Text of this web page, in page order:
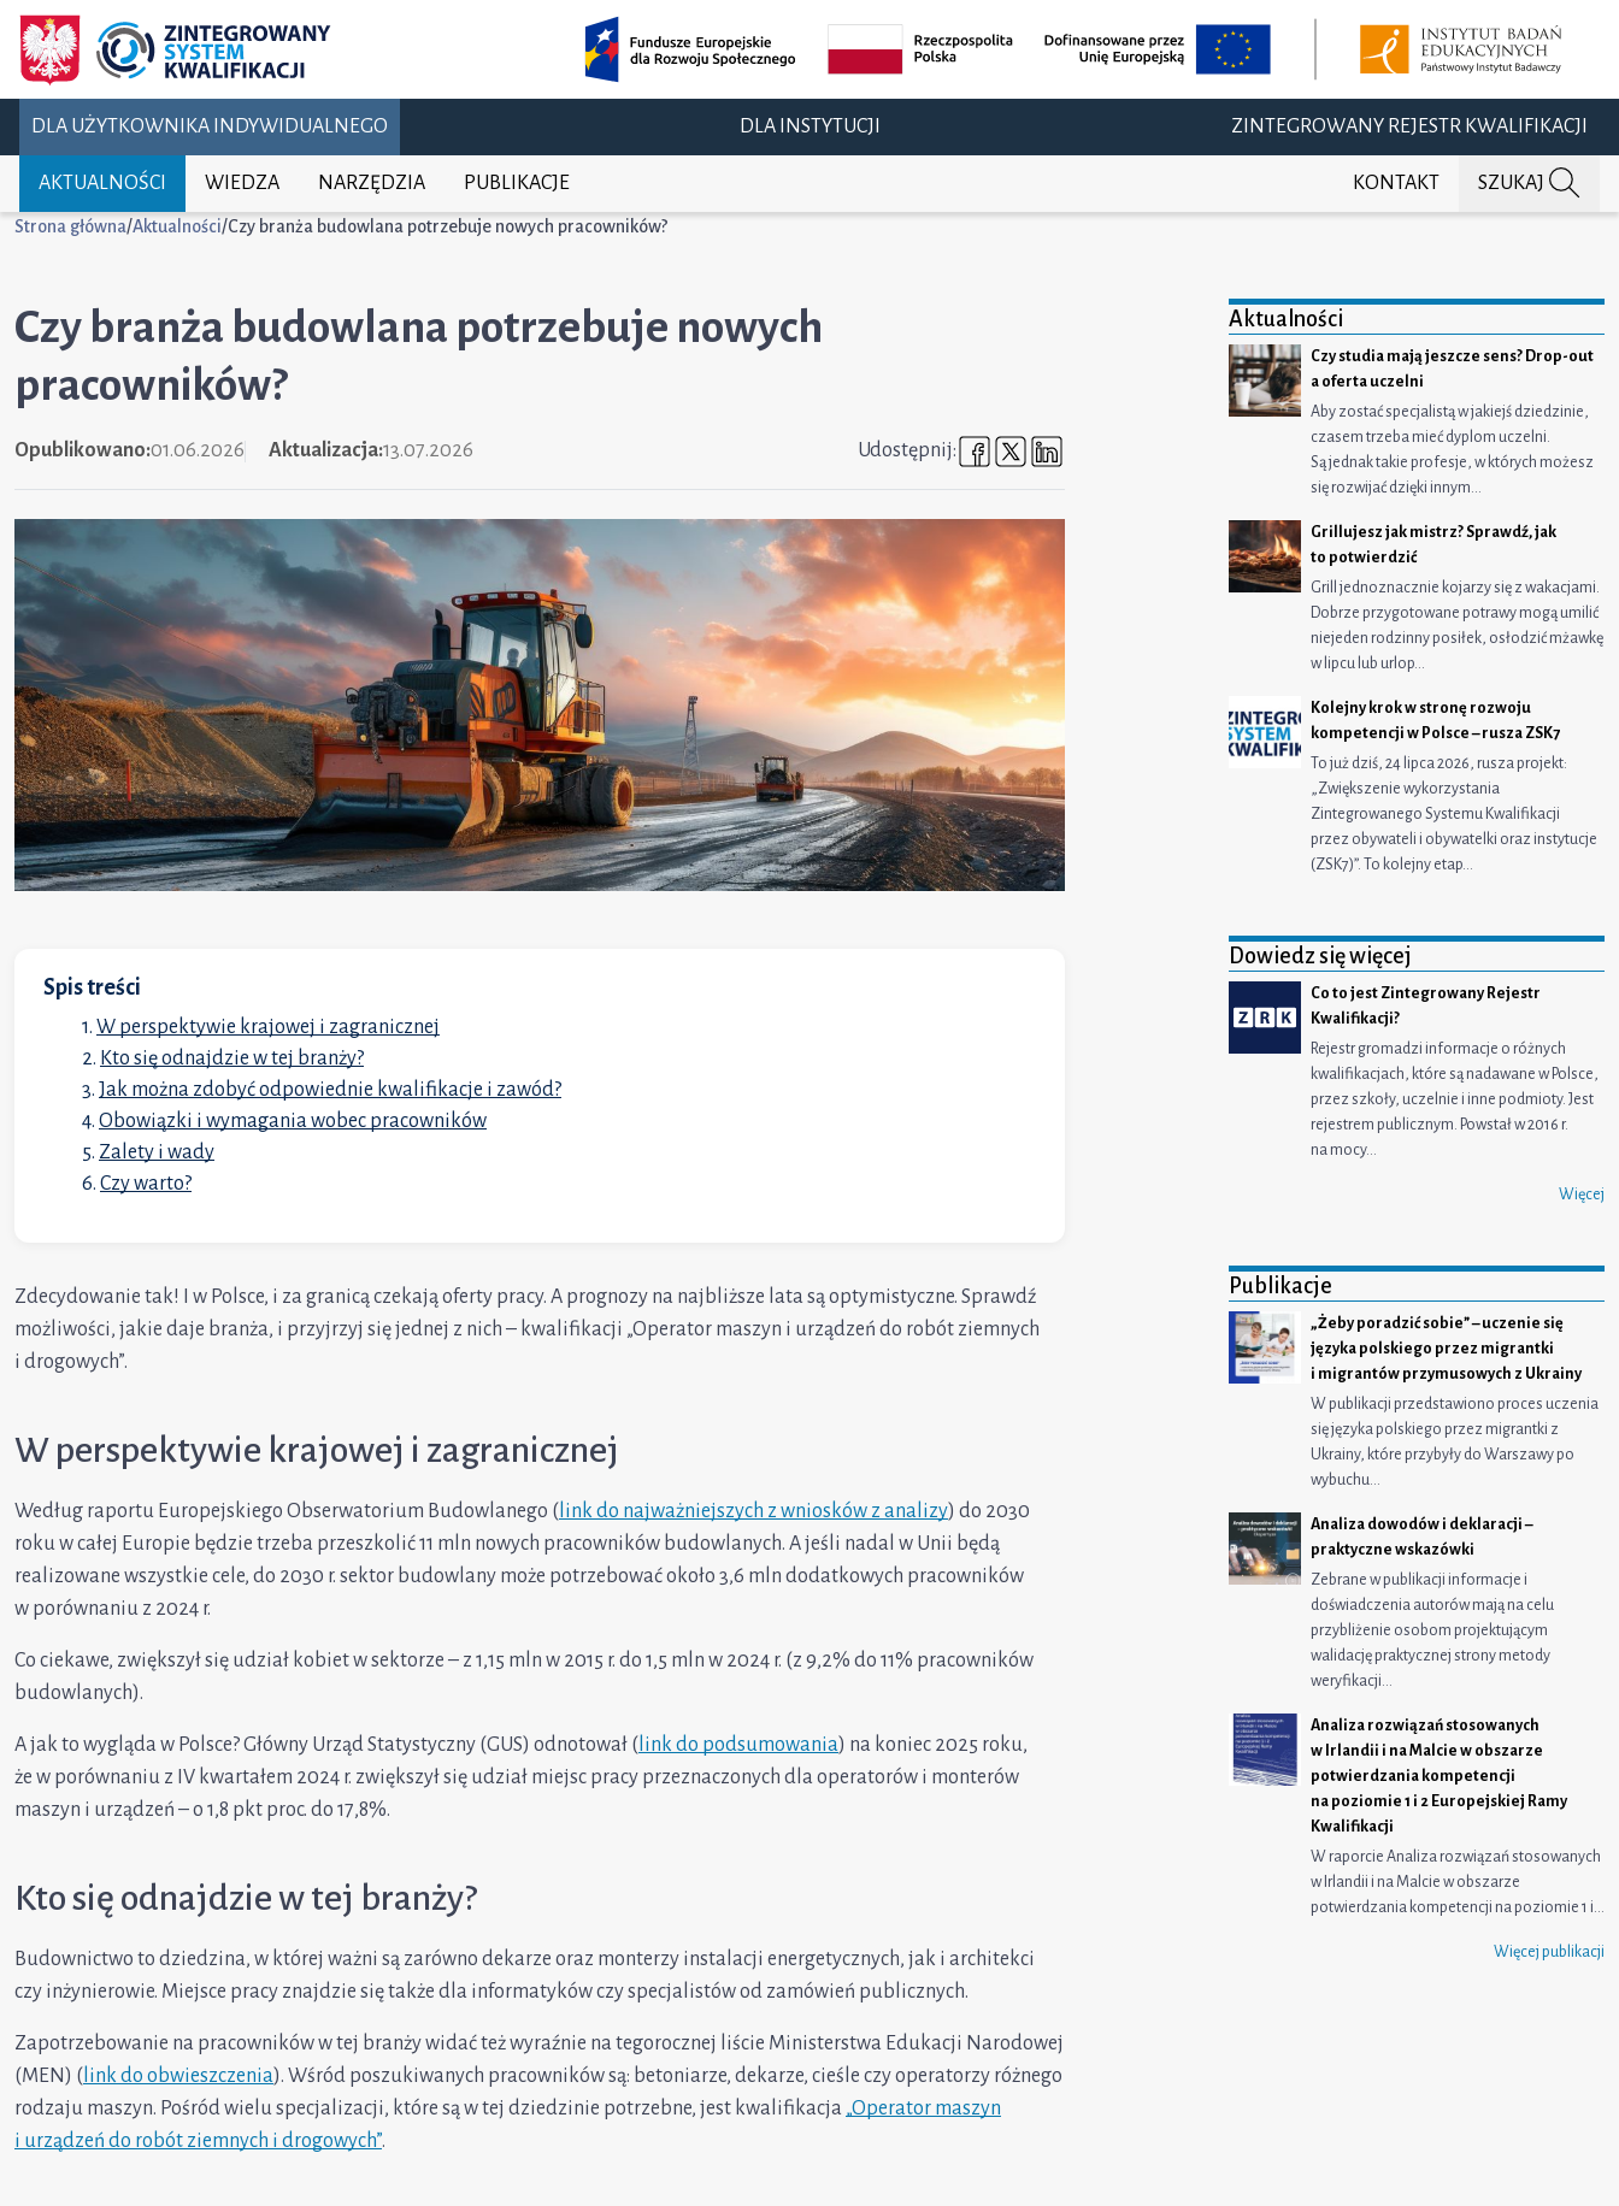
DLA UŻYTKOWNIKA INDYWIDUALNEGO DLA INSTYTUCJI ZINTEGROWANY REJESTR KWALIFIKACJI
AKTUALNOŚCI WIEDZA NARZĘDZIA PUBLIKACJE KONTAKT SZUKAJ
Strona główna/Aktualności/Czy branża budowlana potrzebuje nowych pracowników?
Czy branża budowlana potrzebuje nowych
pracowników?
Opublikowano:01.06.2026 Aktualizacja:13.07.2026 Udostępnij: Udostępnij na Facebooku
Udostępnij na Twitterze
Spis treści
W perspektywie krajowej i zagranicznej
Kto się odnajdzie w tej branży?
Jak można zdobyć odpowiednie kwalifikacje i zawód?
Obowiązki i wymagania wobec pracowników
Zalety i wady
Czy warto?
Zdecydowanie tak! I w Polsce, i za granicą czekają oferty pracy. A prognozy na najbliższe lata są optymistyczne. Sprawdź
możliwości, jakie daje branża, i przyjrzyj się jednej z nich – kwalifikacji „Operator maszyn i urządzeń do robót ziemnych
i drogowych”.
W perspektywie krajowej i zagranicznej
Według raportu Europejskiego Obserwatorium Budowlanego ( link do najważniejszych z wniosków z analizy) do 2030
roku w całej Europie będzie trzeba przeszkolić 11 mln nowych pracowników budowlanych. A jeśli nadal w Unii będą
realizowane wszystkie cele, do 2030 r. sektor budowlany może potrzebować około 3,6 mln dodatkowych pracowników
w porównaniu z 2024 r.
Co ciekawe, zwiększył się udział kobiet w sektorze – z 1,15 mln w 2015 r. do 1,5 mln w 2024 r. (z 9,2% do 11% pracowników
budowlanych).
A jak to wygląda w Polsce? Główny Urząd Statystyczny (GUS) odnotował ( link do podsumowania) na koniec 2025 roku,
że w porównaniu z IV kwartałem 2024 r. zwiększył się udział miejsc pracy przeznaczonych dla operatorów i monterów
maszyn i urządzeń – o 1,8 pkt proc. do 17,8%.
Kto się odnajdzie w tej branży?
Budownictwo to dziedzina, w której ważni są zarówno dekarze oraz monterzy instalacji energetycznych, jak i architekci
czy inżynierowie. Miejsce pracy znajdzie się także dla informatyków czy specjalistów od zamówień publicznych.
Zapotrzebowanie na pracowników w tej branży widać też wyraźnie na tegorocznej liście Ministerstwa Edukacji Narodowej
(MEN) ( link do obwieszczenia). Wśród poszukiwanych pracowników są: betoniarze, dekarze, cieśle czy operatorzy różnego
rodzaju maszyn. Pośród wielu specjalizacji, które są w tej dziedzinie potrzebne, jest kwalifikacja „Operator maszyn
i urządzeń do robót ziemnych i drogowych”.
Aktualności
Czy studia mają jeszcze sens? Drop-out
a oferta uczelni
Aby zostać specjalistą w jakiejś dziedzinie,
czasem trzeba mieć dyplom uczelni.
Są jednak takie profesje, w których możesz
się rozwijać dzięki innym…
Grillujesz jak mistrz? Sprawdź, jak
to potwierdzić
Grill jednoznacznie kojarzy się z wakacjami.
Dobrze przygotowane potrawy mogą umilić
niejeden rodzinny posiłek, osłodzić mżawkę
w lipcu lub urlop…
Kolejny krok w stronę rozwoju
kompetencji w Polsce – rusza ZSK7
To już dziś, 24 lipca 2026, rusza projekt:
„Zwiększenie wykorzystania
Zintegrowanego Systemu Kwalifikacji
przez obywateli i obywatelki oraz instytucje
(ZSK7)”. To kolejny etap…
Dowiedz się więcej
Co to jest Zintegrowany Rejestr
Kwalifikacji?
Rejestr gromadzi informacje o różnych
kwalifikacjach, które są nadawane w Polsce,
przez szkoły, uczelnie i inne podmioty. Jest
rejestrem publicznym. Powstał w 2016 r.
na mocy…
Więcej
Publikacje
„Żeby poradzić sobie” – uczenie się
języka polskiego przez migrantki
i migrantów przymusowych z Ukrainy
W publikacji przedstawiono proces uczenia
się języka polskiego przez migrantki z
Ukrainy, które przybyły do Warszawy po
wybuchu…
Analiza dowodów i deklaracji –
praktyczne wskazówki
Zebrane w publikacji informacje i
doświadczenia autorów mają na celu
przybliżenie osobom projektującym
walidację praktycznej strony metody
weryfikacji…
Analiza rozwiązań stosowanych
w Irlandii i na Malcie w obszarze
potwierdzania kompetencji
na poziomie 1 i 2 Europejskiej Ramy
Kwalifikacji
W raporcie Analiza rozwiązań stosowanych
w Irlandii i na Malcie w obszarze
potwierdzania kompetencji na poziomie 1 i…
Więcej publikacji